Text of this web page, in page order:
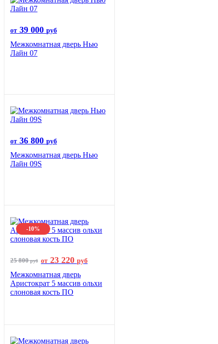
от 39 000 руб
Межкомнатная дверь Нью
Лайн 07
от 36 800 руб
Межкомнатная дверь Нью
Лайн 09S
-10%
25 800руб от 23 220 руб
Межкомнатная дверь
Аристократ 5 массив ольхи
слоновая кость ПО